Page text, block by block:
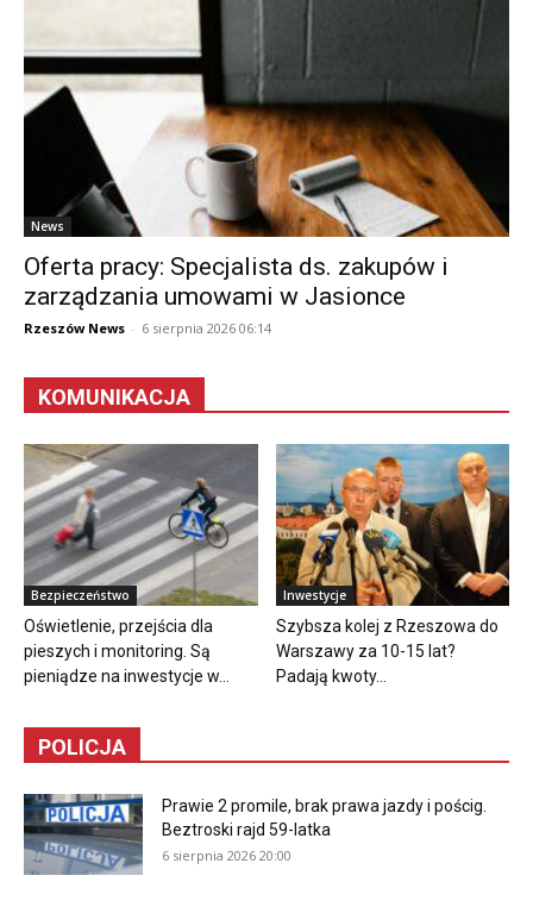
News
Oferta pracy: Specjalista ds. zakupów i
zarządzania umowami w Jasionce
Rzeszów News - 6 sierpnia 2026 06:14
KOMUNIKACJA
Bezpieczeństwo
Oświetlenie, przejścia dla
pieszych i monitoring. Są
pieniądze na inwestycje w...
Inwestycje
Szybsza kolej z Rzeszowa do
Warszawy za 10-15 lat?
Padają kwoty...
POLICJA
Prawie 2 promile, brak prawa jazdy i pościg.
Beztroski rajd 59-latka
6 sierpnia 2026 20:00